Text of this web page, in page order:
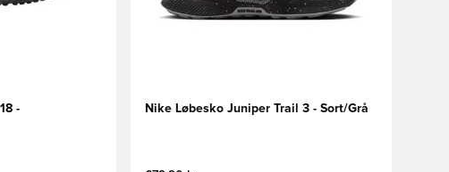
-
Nike Løbesko Juniper Trail 3 - Sort/Grå